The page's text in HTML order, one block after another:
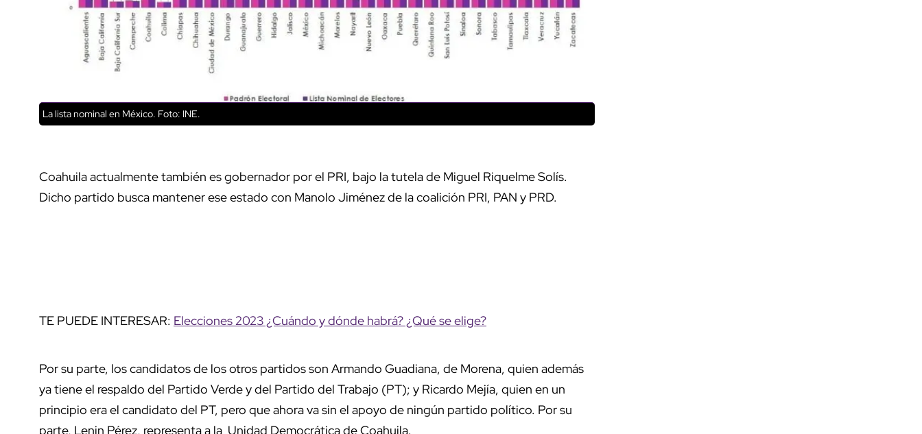
La lista nominal en México. Foto: INE.
Coahuila actualmente también es gobernador por el PRI, bajo la tutela de Miguel Riquelme Solís.
Dicho partido busca mantener ese estado con Manolo Jiménez de la coalición PRI, PAN y PRD.
TE PUEDE INTERESAR: Elecciones 2023 ¿Cuándo y dónde habrá? ¿Qué se elige?
Por su parte, los candidatos de los otros partidos son Armando Guadiana, de Morena, quien además
ya tiene el respaldo del Partido Verde y del Partido del Trabajo (PT); y Ricardo Mejía, quien en un
principio era el candidato del PT, pero que ahora va sin el apoyo de ningún partido político. Por su
parte, Lenin Pérez, representa a la Unidad Democrática de Coahuila.